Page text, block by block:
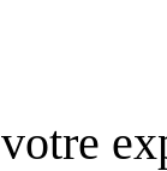
votre